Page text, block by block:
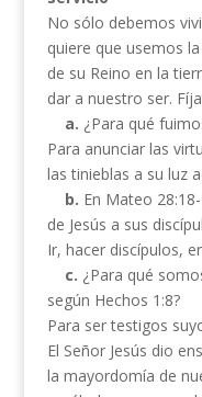
No sólo debemos
quiere que usemos
de su Reino en la
dar a nuestro ser.
a. ¿Para qué
Para anunciar las
las tinieblas a su luz
b. En Mateo
de Jesús a sus
Ir, hacer discípulos,
c. ¿Para qué
según Hechos 1:8?
Para ser testigos
El Señor Jesús dio
la mayordomía de